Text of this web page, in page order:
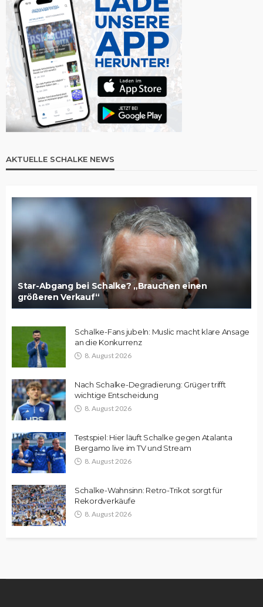
AKTUELLE SCHALKE NEWS
Star-Abgang bei Schalke? „Brauchen einen
größeren Verkauf“
Schalke-Fans jubeln: Muslic macht klare Ansage
an die Konkurrenz
8. August 2026
Nach Schalke-Degradierung: Grüger trifft
wichtige Entscheidung
8. August 2026
Testspiel: Hier läuft Schalke gegen Atalanta
Bergamo live im TV und Stream
8. August 2026
Schalke-Wahnsinn: Retro-Trikot sorgt für
Rekordverkäufe
8. August 2026